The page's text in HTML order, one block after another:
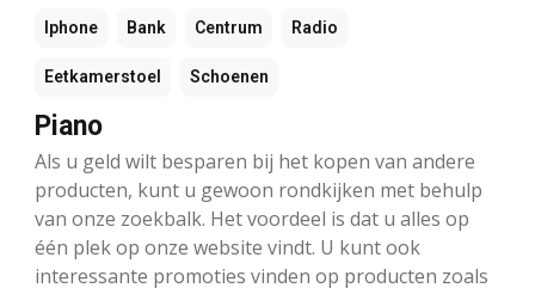
Iphone Bank Centrum Radio
Eetkamerstoel Schoenen
Piano
Als u geld wilt besparen bij het kopen van andere
producten, kunt u gewoon rondkijken met behulp
van onze zoekbalk. Het voordeel is dat u alles op
één plek op onze website vindt. U kunt ook
interessante promoties vinden op producten zoals